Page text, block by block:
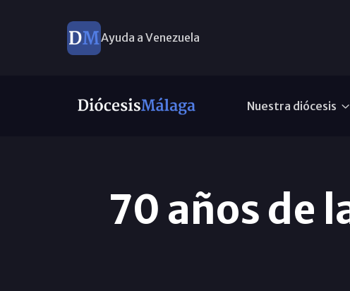
Ayuda a Venezuela
Nuestra diócesis
70 años de